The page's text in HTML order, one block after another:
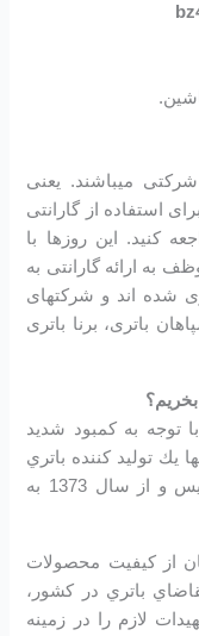
شرکتی میباشند. یعنی
استفاده از گارانتی
کنید. این روزها با
به ارائه گارانتی به
شده اند و شرکتهای
باتری، برنا باتری
در سال 1369 با توجه به كمبود شديد
يك توليد كننده باتري
خودرو دولتي در كشور وجود داشت تاسیس و از سال 1373 به
از كيفيت محصولات
باتري در كشور،
لازم را در زمينه